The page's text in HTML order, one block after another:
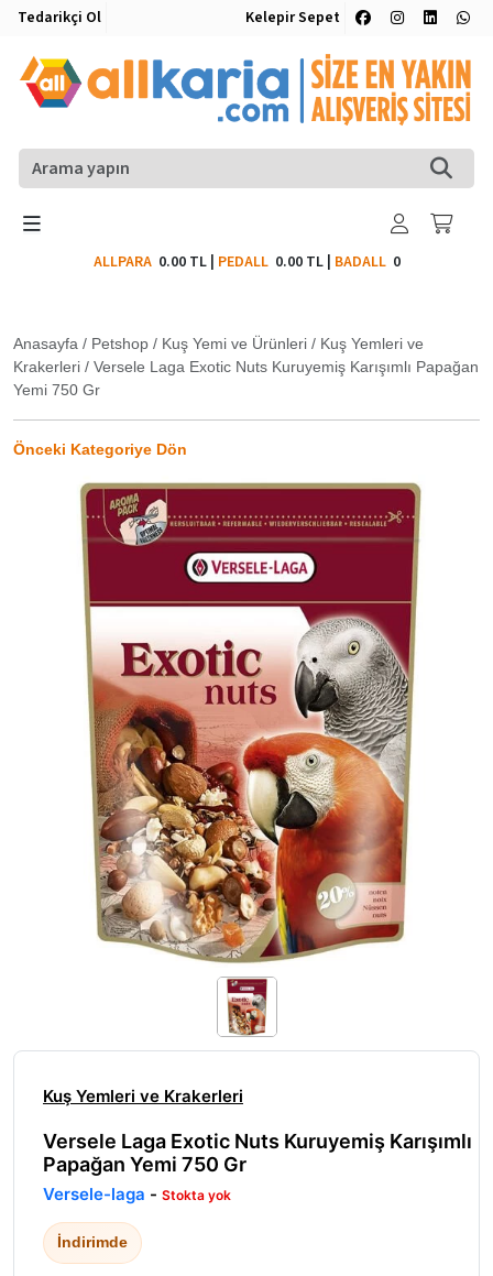
Tedarikçi Ol Kelepir Sepet
ALLPARA 0.00 TL| PEDALL 0.00 TL| BADALL0
Anasayfa / Petshop / Kuş Yemi ve Ürünleri / Kuş Yemleri ve
Krakerleri / Versele Laga Exotic Nuts Kuruyemiş Karışımlı Papağan
Yemi 750 Gr
Önceki Kategoriye Dön
Kuş Yemleri ve Krakerleri
Versele Laga Exotic Nuts Kuruyemiş Karışımlı
Papağan Yemi 750 Gr
Versele-laga - Stokta yok
İndirimde